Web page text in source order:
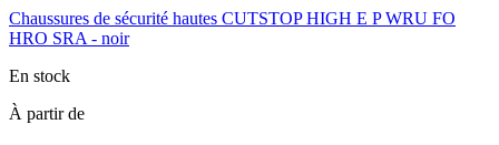
Chaussures de sécurité hautes CUTSTOP HIGH E P WRU FO
HRO SRA - noir
En stock
À partir de